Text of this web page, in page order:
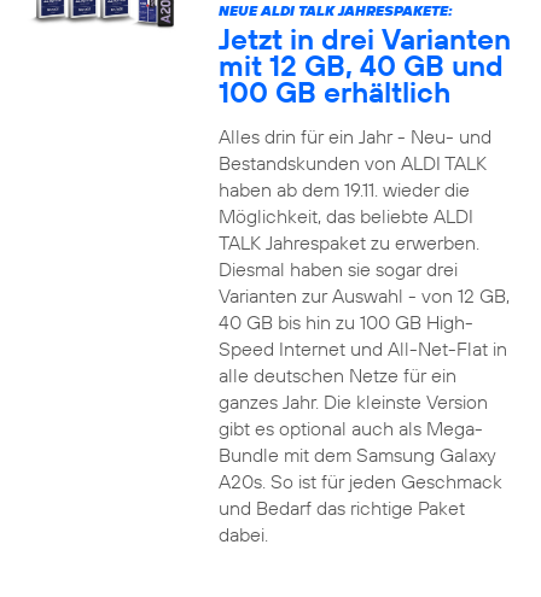
NEUE ALDI TALK JAHRESPAKETE:
Jetzt in drei Varianten
mit 12 GB, 40 GB und
100 GB erhältlich
Alles drin für ein Jahr - Neu- und
Bestandskunden von ALDI TALK
haben ab dem 19.11. wieder die
Möglichkeit, das beliebte ALDI
TALK Jahrespaket zu erwerben.
Diesmal haben sie sogar drei
Varianten zur Auswahl - von 12 GB,
40 GB bis hin zu 100 GB High-
Speed Internet und All-Net-Flat in
alle deutschen Netze für ein
ganzes Jahr. Die kleinste Version
gibt es optional auch als Mega-
Bundle mit dem Samsung Galaxy
A20s. So ist für jeden Geschmack
und Bedarf das richtige Paket
dabei.